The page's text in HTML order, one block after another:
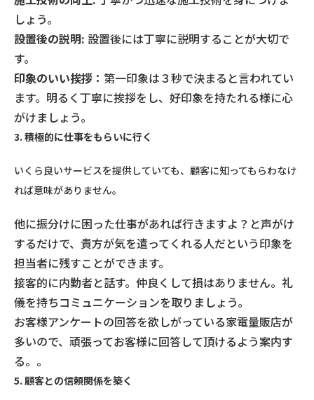
しょう。
設置後の説明: 設置後には丁寧に説明することが大切で
す。
印象のいい挨拶： 第一印象は３秒で決まると言われてい
ます。明るく丁寧に挨拶をし、好印象を持たれる様に心
がけましょう。
3. 積極的に仕事をもらいに行く
いくら良いサービスを提供していても、顧客に知ってもらわなけ
れば意味がありません。
他に振分けに困った仕事があれば行きますよ？と声がけ
するだけで、貴方が気を遣ってくれる人だという印象を
担当者に残すことができます。
接客的に内勤者と話す。仲良くして損はありません。礼
儀を持ちコミュニケーションを取りましょう。
お客様アンケートの回答を欲しがっている家電量販店が
多いので、頑張ってお客様に回答して頂けるよう案内す
る。。
5. 顧客との信頼関係を築く